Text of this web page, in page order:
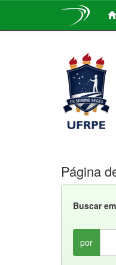
Página
Buscar
por